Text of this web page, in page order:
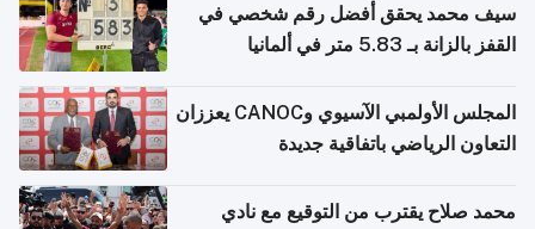
سيف محمد يحقق أفضل رقم شخصي في
القفز بالزانة بـ 5.83 متر في ألمانيا
المجلس الأولمبي الآسيوي وCANOC يعززان
التعاون الرياضي باتفاقية جديدة
محمد صلاح يقترب من التوقيع مع نادي